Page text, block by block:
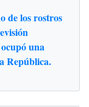
de los rostros
una
República.